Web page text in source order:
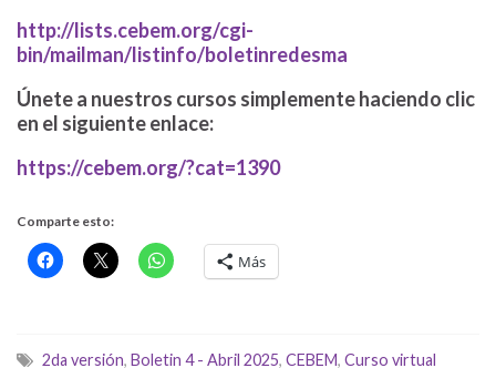
http://lists.cebem.org/cgi-
bin/mailman/listinfo/boletinredesma
Únete a nuestros cursos simplemente haciendo clic
en el siguiente enlace:
https://cebem.org/?cat=1390
Comparte esto:
Más
2da versión, Boletin 4 - Abril 2025, CEBEM, Curso virtual